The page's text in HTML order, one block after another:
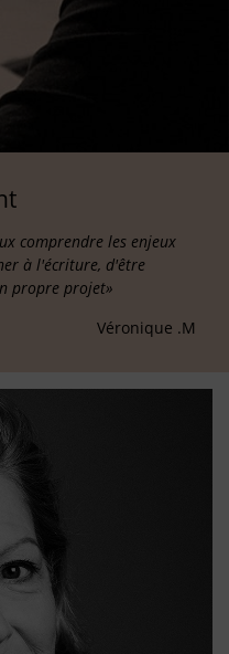
comprendre les enjeux
à l'écriture, d'être
propre projet»
Véronique .M